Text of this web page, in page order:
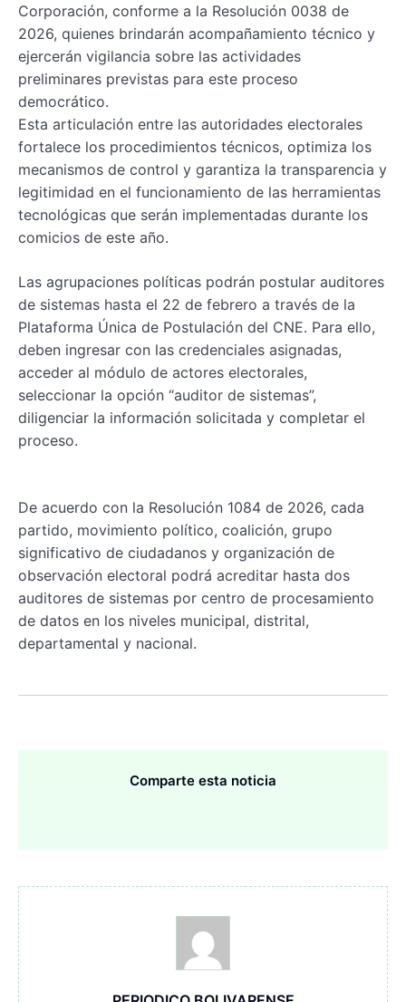
Corporación, conforme a la Resolución 0038 de
2026, quienes brindarán acompañamiento técnico y
ejercerán vigilancia sobre las actividades
preliminares previstas para este proceso
democrático.
Esta articulación entre las autoridades electorales
fortalece los procedimientos técnicos, optimiza los
mecanismos de control y garantiza la transparencia y
legitimidad en el funcionamiento de las herramientas
tecnológicas que serán implementadas durante los
comicios de este año.
Las agrupaciones políticas podrán postular auditores
de sistemas hasta el 22 de febrero a través de la
Plataforma Única de Postulación del CNE. Para ello,
deben ingresar con las credenciales asignadas,
acceder al módulo de actores electorales,
seleccionar la opción “auditor de sistemas”,
diligenciar la información solicitada y completar el
proceso.
De acuerdo con la Resolución 1084 de 2026, cada
partido, movimiento político, coalición, grupo
significativo de ciudadanos y organización de
observación electoral podrá acreditar hasta dos
auditores de sistemas por centro de procesamiento
de datos en los niveles municipal, distrital,
departamental y nacional.
Comparte esta noticia